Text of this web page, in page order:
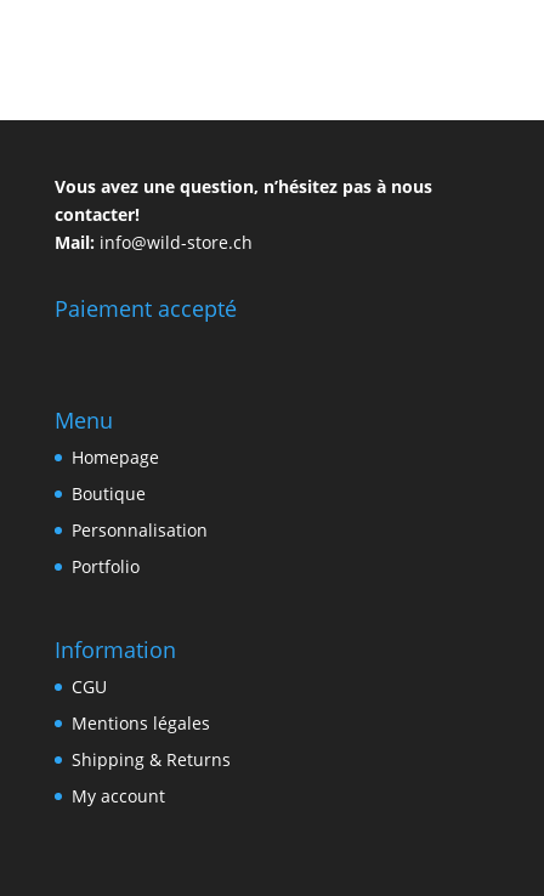
Vous avez une question, n’hésitez pas à nous
contacter!
Mail:info@wild-store.ch
Paiement accepté
Menu
Homepage
Boutique
Personnalisation
Portfolio
Information
CGU
Mentions légales
Shipping & Returns
My account